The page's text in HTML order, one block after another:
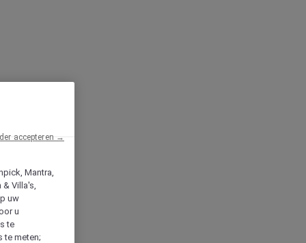
Mantra,
& Villa's,
uw
u
te
te meten;
accepteren →